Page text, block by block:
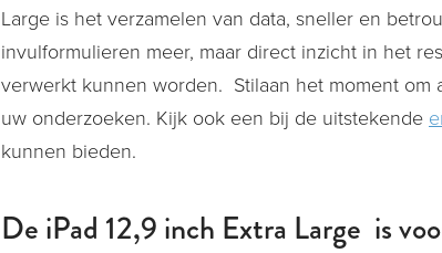
Large is het verzamelen van data, sneller en
invulformulieren meer, maar direct inzicht in het
verwerkt kunnen worden. Stilaan het moment om
uw onderzoeken. Kijk ook een bij de uitstekende
kunnen bieden.
De iPad 12,9 inch Extra Large is